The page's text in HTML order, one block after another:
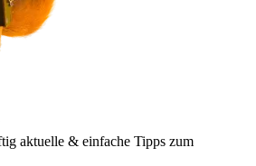
aktuelle & einfache Tipps zum